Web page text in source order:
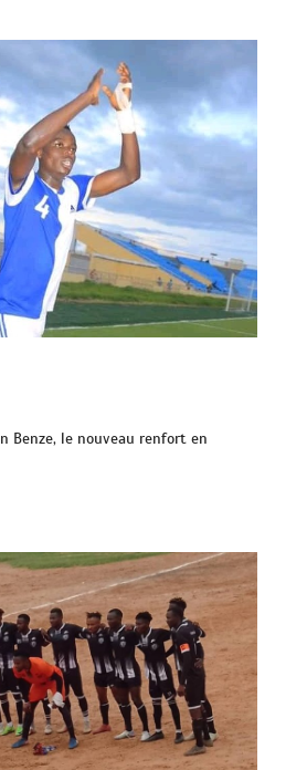
Benze, le nouveau renfort en